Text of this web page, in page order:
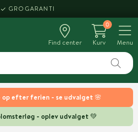
op efter ferien - se udvalget 🌸
- oplev udvalget 💚
GROGARANTI
Find center
0
Kurv
Menu